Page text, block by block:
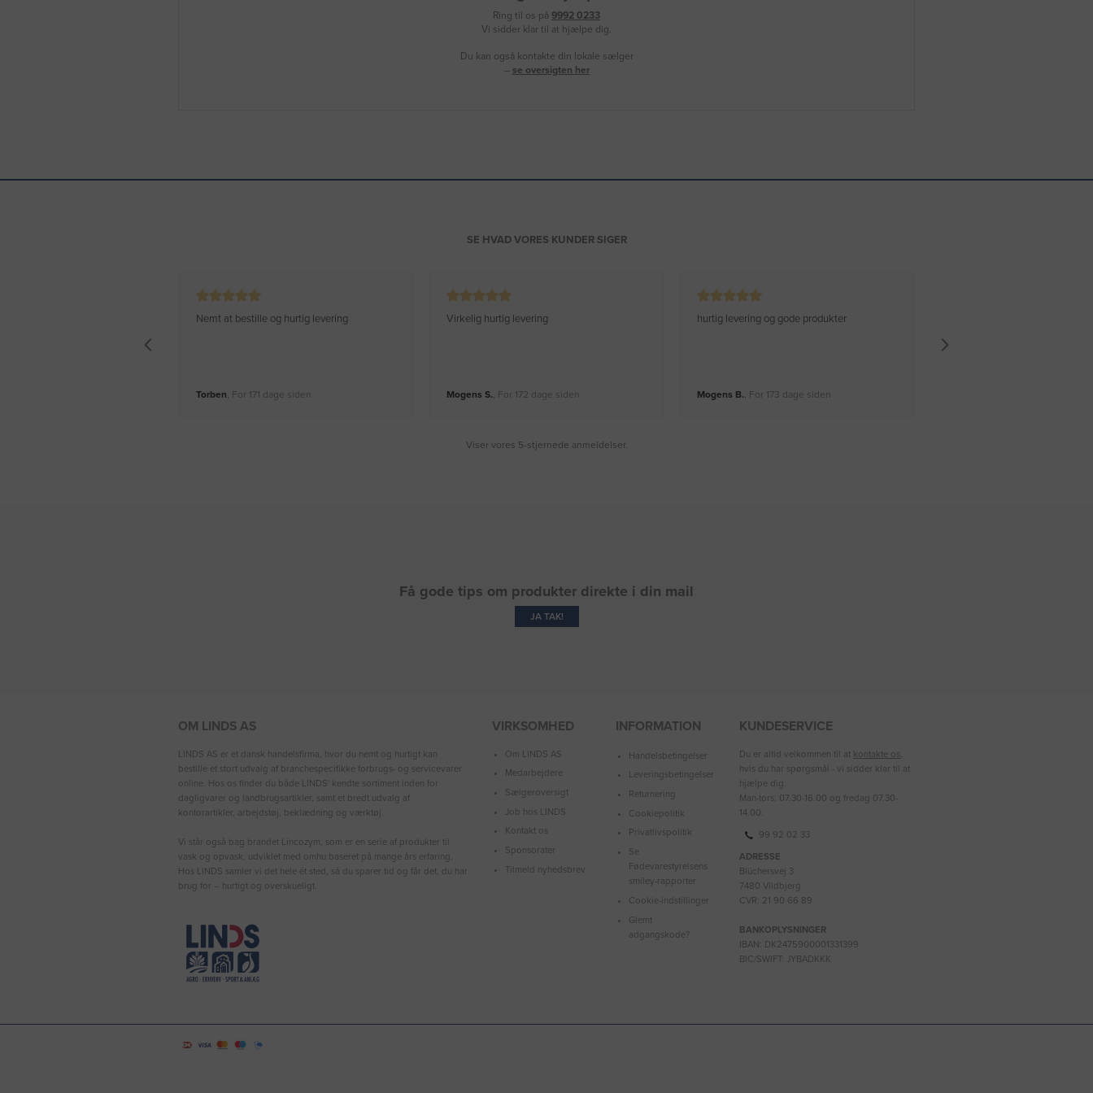
Ring til os på 9992 0233
Vi sidder klar til at hjælpe dig.
Du kan også kontakte din lokale sælger
– se oversigten her
SE HVAD VORES KUNDER SIGER
Nemt at bestille og hurtig levering
Torben, For 171 dage siden
Virkelig hurtig levering
Mogens S., For 172 dage siden
hurtig levering og gode produkter
Mogens B., For 173 dage siden
Viser vores 5-stjernede anmeldelser.
Få gode tips om produkter direkte i din mail
JA TAK!
OM LINDS AS
LINDS AS er et dansk handelsfirma, hvor du nemt og hurtigt kan
bestille et stort udvalg af branchespecifikke forbrugs- og servicevarer
online. Hos os finder du både LINDS′ kendte sortiment inden for
dagligvarer og landbrugsartikler, samt et bredt udvalg af
kontorartikler, arbejdstøj, beklædning og værktøj.
Vi står også bag brandet Lincozym, som er en serie af produkter til
vask og opvask, udviklet med omhu baseret på mange års erfaring.
Hos LINDS samler vi det hele ét sted, så du sparer tid og får det, du har
brug for – hurtigt og overskueligt.
VIRKSOMHED
Om LINDS AS
Medarbejdere
Sælgeroversigt
Job hos LINDS
Kontakt os
Sponsorater
Tilmeld nyhedsbrev
INFORMATION
Handelsbetingelser
Leveringsbetingelser
Returnering
Cookiepolitik
Privatlivspolitik
Se
Fødevarestyrelsens
smiley-rapporter
Cookie-indstillinger
Glemt
adgangskode?
KUNDESERVICE
Du er altid velkommen til at kontakte os,
hvis du har spørgsmål - vi sidder klar til at
hjælpe dig.
Man-tors: 07.30-16.00 og fredag 07.30-
14.00.
99 92 02 33
ADRESSE
Blüchersvej 3
7480 Vildbjerg
CVR: 21 90 66 89
BANKOPLYSNINGER
IBAN: DK2475900001331399
BIC/SWIFT: JYBADKKK